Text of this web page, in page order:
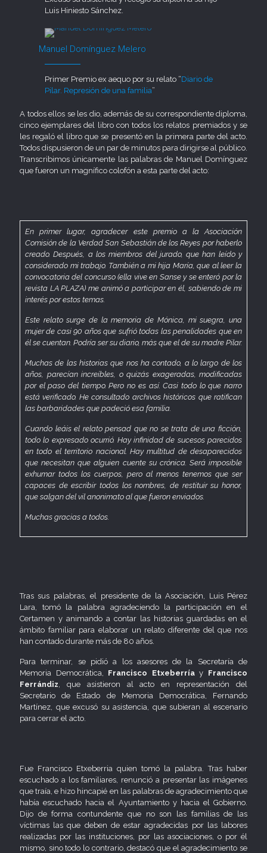
Luis Hiniesto Sánchez.
Manuel Domínguez Melero
Primer Premio ex aequo por su relato “Diario de
Pilar. Represión de una familia”
A todos ellos se les dio, además de su correspondiente diploma,
cinco ejemplares del libro con todos los relatos premiados y se
les regaló el libro que se presentó en la primera parte del acto.
Todos dispusieron de un par de minutos para dirigirse al público.
Transcribimos únicamente las palabras de Manuel Domínguez
que fueron un magnífico colofón a esta parte del acto:
En primer lugar, agradecer este premio a la Asociación
Comisión de la Verdad San Sebastián de los Reyes por haberlo
creado. Después, a los miembros del jurado, que han leído y
considerado mi trabajo. También a mi hija María, que al leer la
convocatoria del concurso (ella vive en Sanse y se enteró por la
revista LA PLAZA) me animó a participar en él, sabiendo de mi
interés por estos temas.
Este relato surge de la memoria de Mónica, mi suegra, una
mujer de casi 90 años que sufrió todas las penalidades que en
él se cuentan. Podría ser su diario, más que el de su madre Pilar.
Muchas de las historias que nos ha contado, a lo largo de los
años, parecían increíbles, o quizás exageradas, modificadas
por el paso del tiempo. Pero no es así. Casi todo lo que narro
está verificado. He consultado archivos históricos que ratifican
las barbaridades que padeció esa familia.
Cuando leáis el relato pensad que no se trata de una ficción,
todo lo expresado ocurrió. Hay infinidad de sucesos parecidos
en todo el territorio nacional. Hay multitud de desaparecidos
que necesitan que alguien cuente su crónica. Será imposible
exhumar todos los cuerpos, pero al menos tenemos que ser
capaces de escribir todos los nombres, de restituir su honor,
que salgan del vil anonimato al que fueron enviados.
Muchas gracias a todos.
Tras sus palabras, el presidente de la Asociación, Luis Pérez
Lara, tomó la palabra agradeciendo la participación en el
Certamen y animando a contar las historias guardadas en el
ámbito familiar para elaborar un relato diferente del que nos
han contado durante más de 80 años.
Para terminar, se pidió a los asesores de la Secretaría de
Memoria Democrática, Francisco Etxeberríay Francisco
Ferrándiz , que asistieron al acto en representación del
Secretario de Estado de Memoria Democrática, Fernando
Martínez, que excusó su asistencia, que subieran al escenario
para cerrar el acto.
Fue Francisco Etxeberria quien tomó la palabra. Tras haber
escuchado a los familiares, renunció a presentar las imágenes
que traía, e hizo hincapié en las palabras de agradecimiento que
había escuchado hacia el Ayuntamiento y hacia el Gobierno.
Dijo de forma contundente que no son las familias de las
víctimas las que deben de estar agradecidas por las labores
realizadas por las instituciones, por las asociaciones, o por él
mismo, sino todo lo contrario, destacó que el agradecimiento se